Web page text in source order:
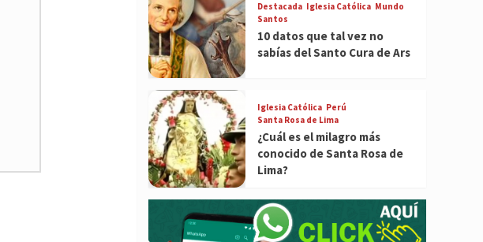
Destacada Iglesia Católica Mundo
Santos
10 datos que tal vez no
sabías del Santo Cura de Ars
Iglesia Católica Perú
Santa Rosa de Lima
¿Cuál es el milagro más
conocido de Santa Rosa de
Lima?